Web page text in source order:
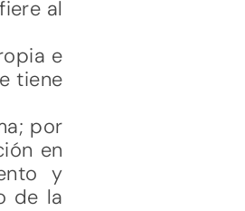
al
e
tiene
por
en
y
de la